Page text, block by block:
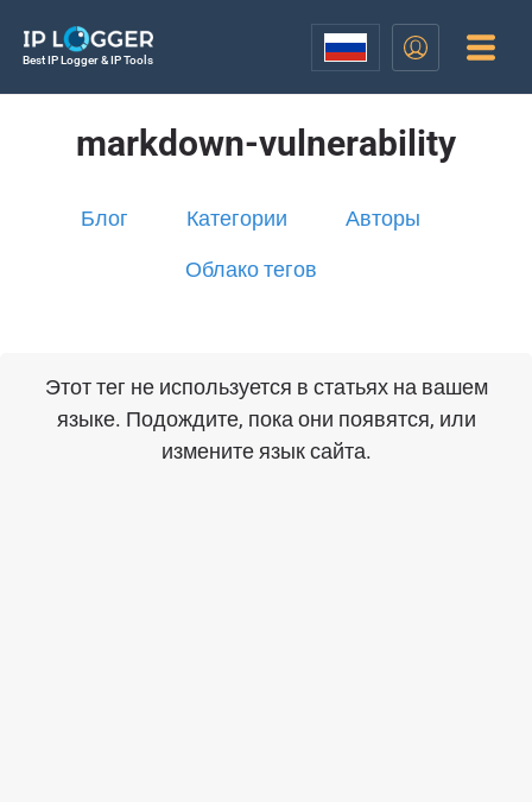
Best IP Logger & IP Tools
markdown-vulnerability
Блог Категории Авторы
Облако тегов